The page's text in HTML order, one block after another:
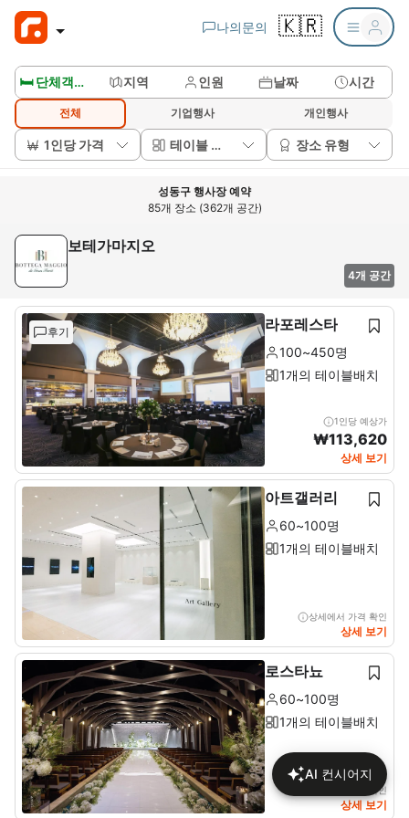
나의문의 🇰🇷
🛏️ 단체객실보기 지역 인원 날짜 시간
전체 기업행사 개인행사
1인당 가격 테이블 배치 장소 유형
성동구 행사장 예약
85개 장소 (362개 공간)
보테가마지오
4개 공간
후기 라포레스타
100~450명
1개의 테이블배치
1인당 예상가
₩113,620
상세 보기
아트갤러리
60~100명
1개의 테이블배치
상세에서 가격 확인
상세 보기
로스타뇨
60~100명
1개의 테이블배치
상세에서 가격 확인
상세 보기
AI 컨시어지